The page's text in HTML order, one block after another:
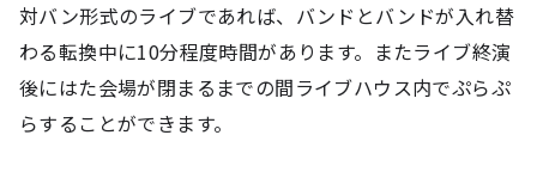
対バン形式のライブであれば、バンドとバンドが入れ替
わる転換中に10分程度時間があります。またライブ終演
後にはた会場が閉まるまでの間ライブハウス内でぷらぷ
らすることができます。